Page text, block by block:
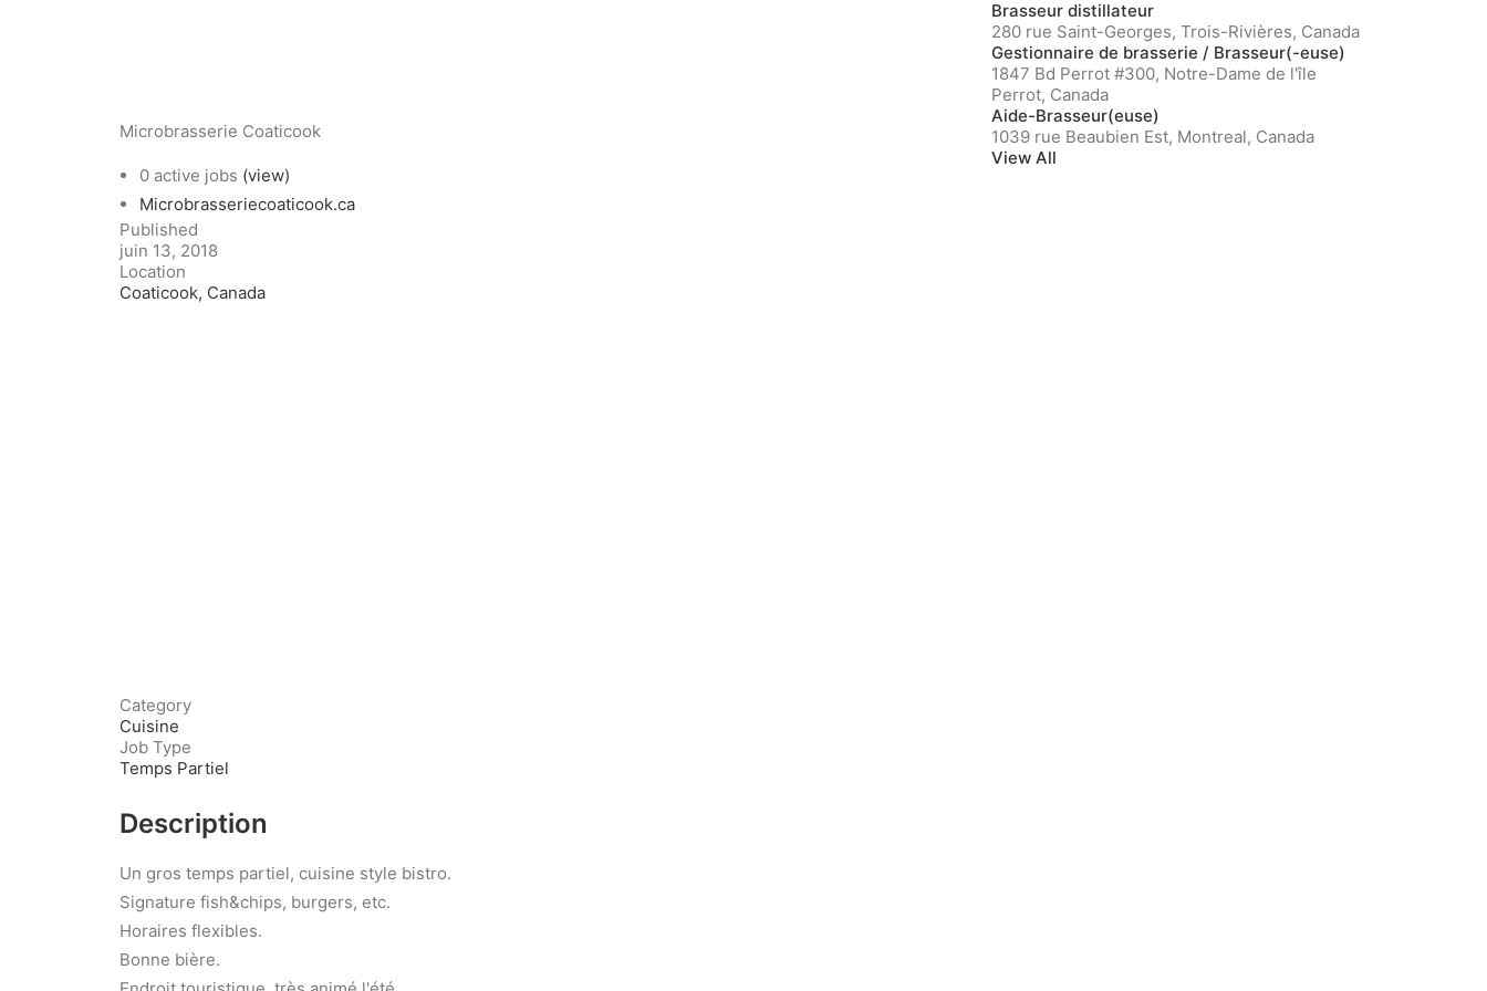
Microbrasserie Coaticook
0 active jobs (view)
Microbrasseriecoaticook.ca
Published
juin 13, 2018
Location
Coaticook, Canada
Category
Cuisine
Job Type
Temps Partiel
Description
Un gros temps partiel, cuisine style bistro.
Signature fish&chips, burgers, etc.
Horaires flexibles.
Bonne bière.
Brasseur distillateur
280 rue Saint-Georges, Trois-Rivières, Canada
Gestionnaire de brasserie / Brasseur(-euse)
1847 Bd Perrot #300, Notre-Dame de l'île
Perrot, Canada
Aide-Brasseur(euse)
1039 rue Beaubien Est, Montreal, Canada
View All